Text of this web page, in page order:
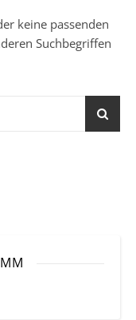
keine passenden
Suchbegriffen